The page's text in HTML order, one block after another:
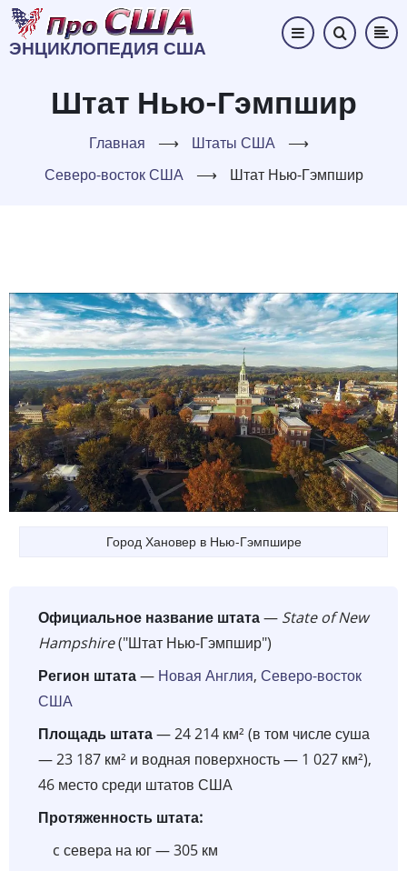
Перейти
основному
ЭНЦИКЛОПЕДИЯ США
Штат Нью-Гэмпшир
Главная ⟶ Штаты США
⟶
Северо-восток США
⟶ Штат Нью-Гэмпшир
Город Хановер в Нью-Гэмпшире
Официальное название штата— State of New
Hampshire("Штат Нью-Гэмпшир")
Регион штата— Новая Англия, Северо-восток
США
Площадь штата— 24 214 км² (в том числе суша
— 23 187 км² и водная поверхность — 1 027 км²),
46 место среди штатов США
Протяженность штата:
c севера на юг — 305 км